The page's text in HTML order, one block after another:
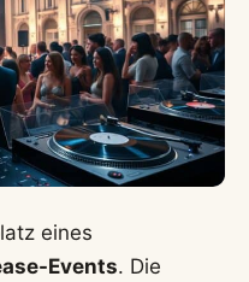
eines
Events. Die